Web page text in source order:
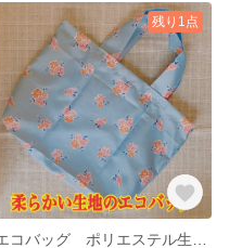
残り1点